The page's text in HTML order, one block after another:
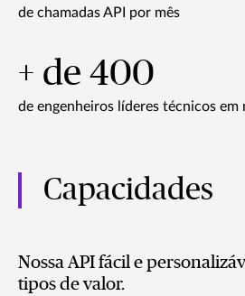
de chamadas API por mês
+ de 400
de engenheiros líderes técnicos em
Capacidades
Nossa API fácil e
tipos de valor.